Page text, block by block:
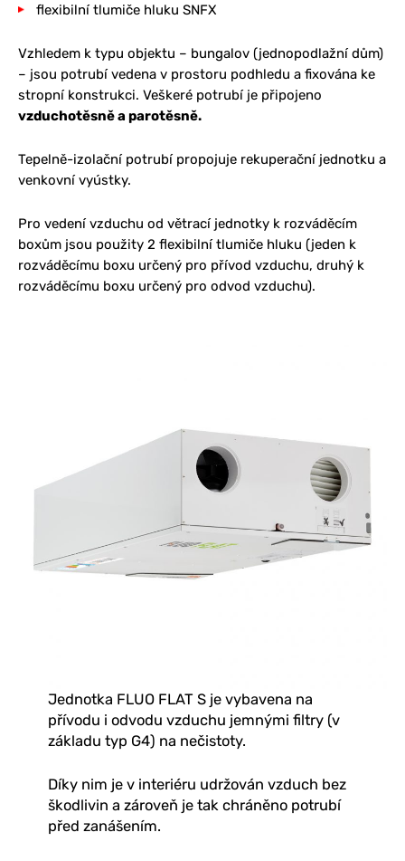
flexibilní tlumiče hluku SNFX
Vzhledem k typu objektu – bungalov (jednopodlažní dům)
– jsou potrubí vedena v prostoru podhledu a fixována ke
stropní konstrukci. Veškeré potrubí je připojeno
vzduchotěsně a parotěsně.
Tepelně-izolační potrubí propojuje rekuperační jednotku a
venkovní vyústky.
Pro vedení vzduchu od větrací jednotky k rozváděcím
boxům jsou použity 2 flexibilní tlumiče hluku (jeden k
rozváděcímu boxu určený pro přívod vzduchu, druhý k
rozváděcímu boxu určený pro odvod vzduchu).
Jednotka FLUO FLAT S je vybavena na
přívodu i odvodu vzduchu jemnými filtry (v
základu typ G4) na nečistoty.
Díky nim je v interiéru udržován vzduch bez
škodlivin a zároveň je tak chráněno potrubí
před zanášením.